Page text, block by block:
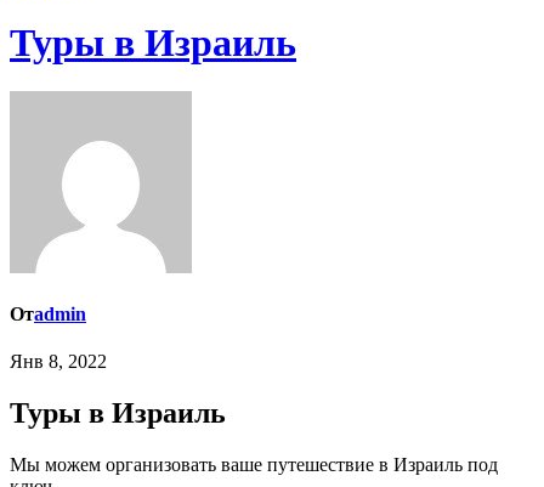
Туры в Израиль
Отadmin
Янв 8, 2022
Туры в Израиль
Мы можем организовать ваше путешествие в Израиль под